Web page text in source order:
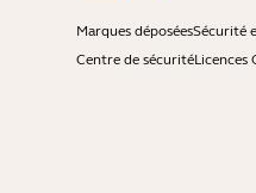
Marques déposéesSécurité
Centre de sécuritéLicences